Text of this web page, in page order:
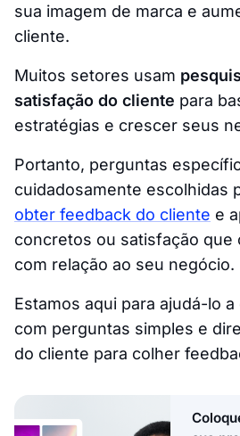
sua imagem de marca e
cliente.
Muitos setores usam
satisfação do cliente para
estratégias e crescer seus
Portanto, perguntas
cuidadosamente escolhidas
obter feedback do cliente e
concretos ou satisfação que
com relação ao seu negócio.
Estamos aqui para ajudá-lo
com perguntas simples e
do cliente para colher